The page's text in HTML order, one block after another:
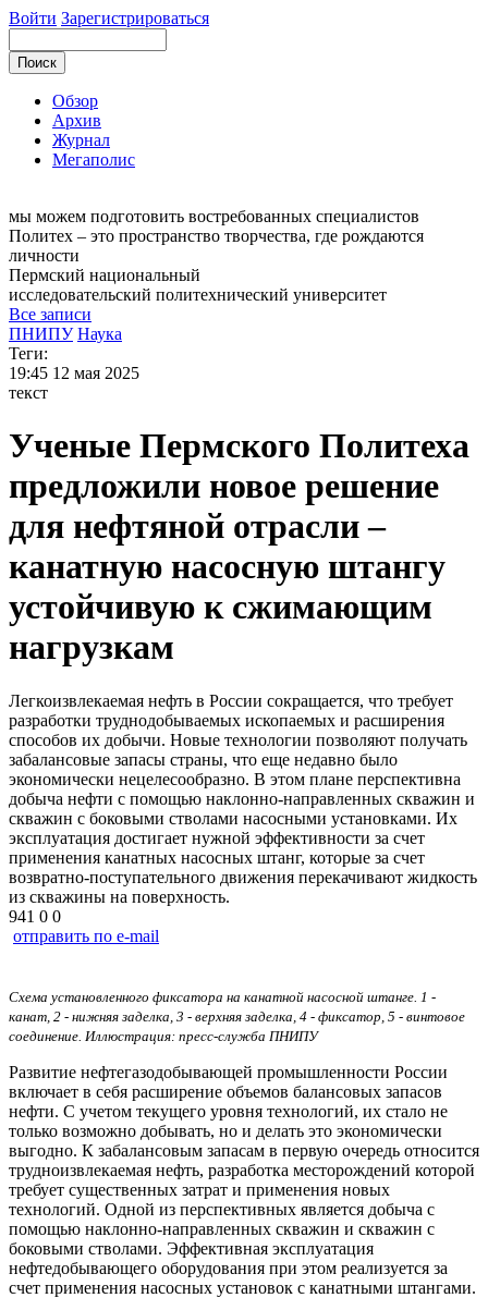
Войти Зарегистрироваться
Обзор
Архив
Журнал
Мегаполис
мы можем подготовить востребованных специалистов
Политех – это пространство творчества, где рождаются
личности
Пермский национальный
исследовательский политехнический университет
Все записи
ПНИПУ Наука
Теги:
19:45 12 мая 2025
текст
Ученые Пермского Политеха
предложили новое решение
для нефтяной отрасли –
канатную насосную штангу
устойчивую к сжимающим
нагрузкам
Легкоизвлекаемая нефть в России сокращается, что требует
разработки труднодобываемых ископаемых и расширения
способов их добычи. Новые технологии позволяют получать
забалансовые запасы страны, что еще недавно было
экономически нецелесообразно. В этом плане перспективна
добыча нефти с помощью наклонно-направленных скважин и
скважин с боковыми стволами насосными установками. Их
эксплуатация достигает нужной эффективности за счет
применения канатных насосных штанг, которые за счет
возвратно-поступательного движения перекачивают жидкость
из скважины на поверхность.
941 0 0
отправить по e-mail
Схема установленного фиксатора на канатной насосной штанге. 1 -
канат, 2 - нижняя заделка, 3 - верхняя заделка, 4 - фиксатор, 5 - винтовое
соединение. Иллюстрация: пресс-служба ПНИПУ
Развитие нефтегазодобывающей промышленности России
включает в себя расширение объемов балансовых запасов
нефти. С учетом текущего уровня технологий, их стало не
только возможно добывать, но и делать это экономически
выгодно. К забалансовым запасам в первую очередь относится
трудноизвлекаемая нефть, разработка месторождений которой
требует существенных затрат и применения новых
технологий. Одной из перспективных является добыча с
помощью наклонно-направленных скважин и скважин с
боковыми стволами. Эффективная эксплуатация
нефтедобывающего оборудования при этом реализуется за
счет применения насосных установок с канатными штангами.